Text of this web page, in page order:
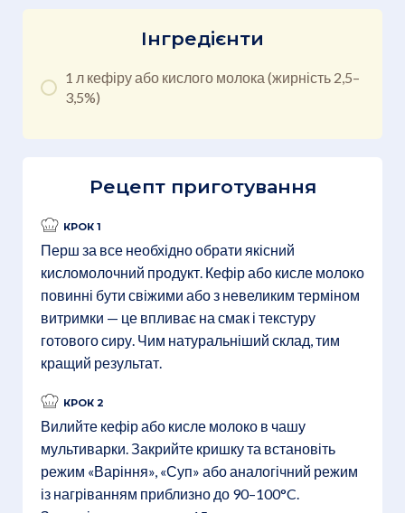
Інгредієнти
1 л кефіру або кислого молока (жирність 2,5–
3,5%)
Рецепт приготування
КРОК 1
Перш за все необхідно обрати якісний
кисломолочний продукт. Кефір або кисле молоко
повинні бути свіжими або з невеликим терміном
витримки — це впливає на смак і текстуру
готового сиру. Чим натуральніший склад, тим
кращий результат.
КРОК 2
Вилийте кефір або кисле молоко в чашу
мультиварки. Закрийте кришку та встановіть
режим «Варіння», «Суп» або аналогічний режим
із нагріванням приблизно до 90–100°C.